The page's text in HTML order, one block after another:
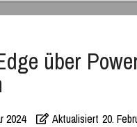
über
2024 Aktualisiert 20.